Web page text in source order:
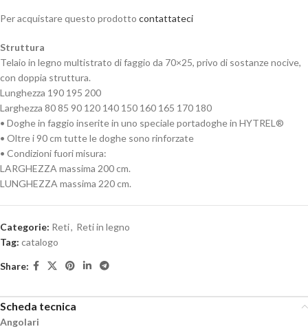
Per acquistare questo prodotto contattateci
Struttura
Telaio in legno multistrato di faggio da 70×25, privo di sostanze nocive,
con doppia struttura.
Lunghezza 190 195 200
Larghezza 80 85 90 120 140 150 160 165 170 180
• Doghe in faggio inserite in uno speciale portadoghe in HYTREL®
• Oltre i 90 cm tutte le doghe sono rinforzate
• Condizioni fuori misura:
LARGHEZZA massima 200 cm.
LUNGHEZZA massima 220 cm.
Categorie: Reti, Reti in legno
Tag: catalogo
Share:
Scheda tecnica
Angolari